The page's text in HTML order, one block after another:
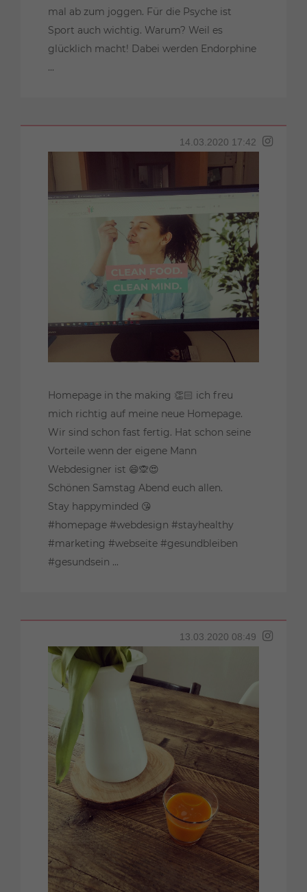
mal ab zum joggen. Für die Psyche ist
Sport auch wichtig. Warum? Weil es
glücklich macht! Dabei werden Endorphine
...
14.03.2020 17:42
Homepage in the making 👏🏻 ich freu
mich richtig auf meine neue Homepage.
Wir sind schon fast fertig. Hat schon seine
Vorteile wenn der eigene Mann
Webdesigner ist 😄🙊😍
Schönen Samstag Abend euch allen.
Stay happyminded 😘
#homepage #webdesign #stayhealthy
#marketing #webseite #gesundbleiben
#gesundsein ...
13.03.2020 08:49